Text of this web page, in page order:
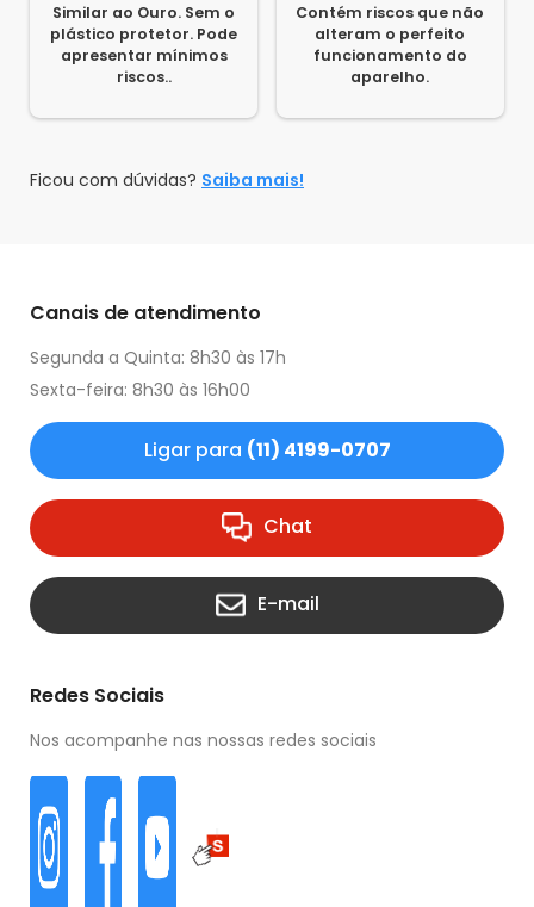
Similar ao Ouro. Sem o
plástico protetor. Pode
apresentar mínimos
riscos..
Contém riscos que não
alteram o perfeito
funcionamento do
aparelho.
Ficou com dúvidas? Saiba mais!
Canais de atendimento
Segunda a Quinta: 8h30 às 17h
Sexta-feira: 8h30 às 16h00
Ligar para (11) 4199-0707
Chat
E-mail
Redes Sociais
Nos acompanhe nas nossas redes sociais